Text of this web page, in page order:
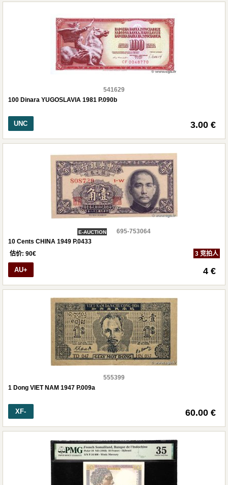
541629
100 Dinara YUGOSLAVIA 1981 P.090b
UNC 3.00 €
E-AUCTION
695-753064
10 Cents CHINA 1949 P.0433
估价: 90€ 3 竞拍人
AU+ 4 €
555399
1 Dong VIET NAM 1947 P.009a
XF- 60.00 €